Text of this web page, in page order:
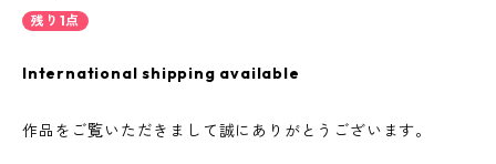
残り1点
International shipping available
作品をご覧いただきまして誠にありがとうございます。